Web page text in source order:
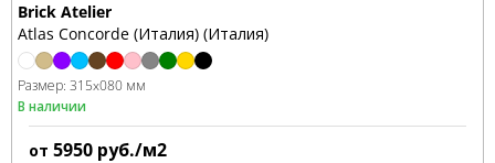
Brick Atelier
Atlas Concorde (Италия) (Италия)
Размер: 315x080 мм
В наличии
от 5950 руб./м2